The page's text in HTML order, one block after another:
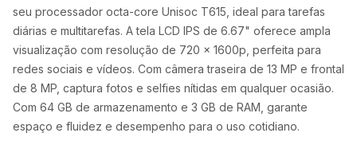
seu processador octa-core Unisoc T615, ideal para tarefas
diárias e multitarefas. A tela LCD IPS de 6.67" oferece ampla
visualização com resolução de 720 x 1600p, perfeita para
redes sociais e vídeos. Com câmera traseira de 13 MP e frontal
de 8 MP, captura fotos e selfies nítidas em qualquer ocasião.
Com 64 GB de armazenamento e 3 GB de RAM, garante
espaço e fluidez e desempenho para o uso cotidiano.